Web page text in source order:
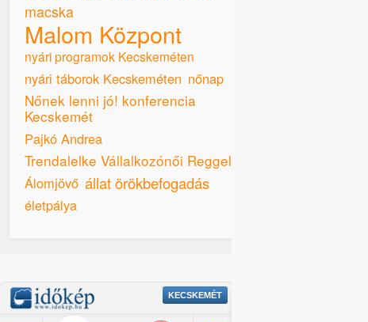
macska
Malom Központ
nyári programok Kecskeméten
nyári táborok Kecskeméten nőnap
Nőnek lenni jó! konferencia
Kecskemét
Pajkó Andrea
Trendalelke Vállalkozónői Reggeli
Álomjövő állat örökbefogadás
életpálya